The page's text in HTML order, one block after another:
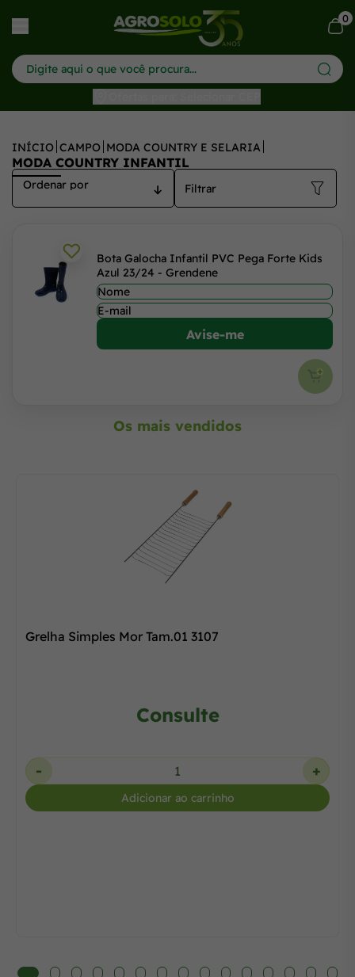
0
INÍCIO CAMPO MODA COUNTRY E SELARIA
MODA COUNTRY INFANTIL
Filtrar
Bota Galocha Infantil PVC Pega Forte Kids
Azul 23/24 - Grendene
Avise-me
Os mais vendidos
Grelha Simples Mor Tam.01 3107
Consulte
- +
Adicionar ao carrinho